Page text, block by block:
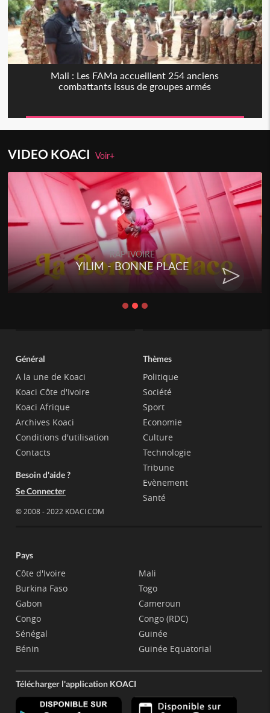
Mali : Les FAMa accueillent 254 anciens
combattants issus de groupes armés
VIDEO KOACIVoir+
RAP IVOIRE
YILIM - BONNE PLACE
Général
A la une de Koaci
Koaci Côte d'Ivoire
Koaci Afrique
Archives Koaci
Conditions d'utilisation
Contacts
Besoin d'aide ?
Se Connecter
© 2008 - 2022 KOACI.COM
Thèmes
Politique
Société
Sport
Economie
Culture
Technologie
Tribune
Evènement
Santé
Pays
Côte d'Ivoire
Burkina Faso
Gabon
Congo
Sénégal
Bénin
Mali
Togo
Cameroun
Congo (RDC)
Guinée
Guinée Equatorial
Télécharger l'application KOACI